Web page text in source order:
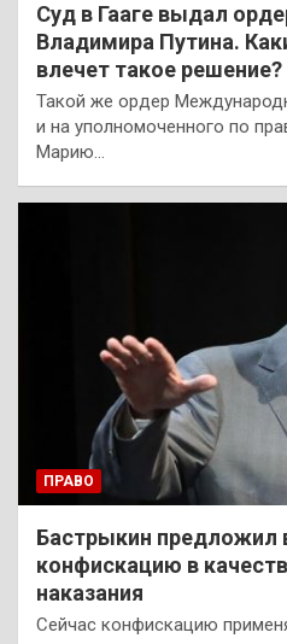
Суд в Гааге выдал
Владимира Путина.
влечет такое решение?
Такой же ордер
и на уполномоченного по
Марию…
ПРАВО
Бастрыкин предложил
конфискацию в
наказания
Сейчас конфискацию